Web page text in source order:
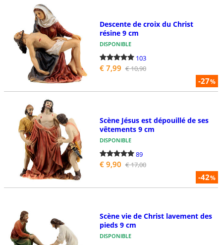
-27%
Descente de croix du Christ
résine 9 cm
DISPONIBLE
103
€ 7,99 € 10,90
-42%
Scène Jésus est dépouillé de ses
vêtements 9 cm
DISPONIBLE
89
€ 9,90 € 17,00
Scène vie de Christ lavement des
pieds 9 cm
DISPONIBLE